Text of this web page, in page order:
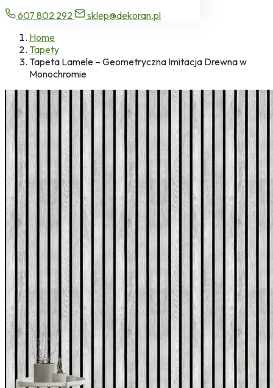
607 802 292
sklep@dekoran.pl
Home
Tapety
Tapeta Lamele – Geometryczna Imitacja Drewna w
Monochromie